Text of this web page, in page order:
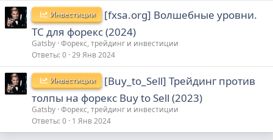
Инвестиции
[fxsa.org] Волшебные уровни.
ТС для форекс (2024)
Gatsby Форекс, трейдинг и инвестиции
Ответы 0 29 Янв 2024
Инвестиции
[Buy_to_Sell] Трейдинг против
толпы на форекс Buy to Sell (2023)
Gatsby Форекс, трейдинг и инвестиции
Ответы 0 1 Янв 2024